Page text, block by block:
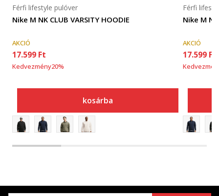
Nike M NK CLUB VARSITY HOODIE
Férfi lifestyle pulóver
AKCIÓ
17.599 Ft
Kedvezmény20%
kosárba
Nike M
Férfi
AKCIÓ
17.599 Ft